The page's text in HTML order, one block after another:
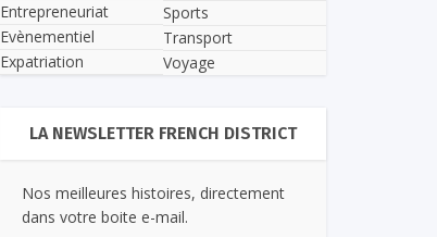
Entrepreneuriat
Evènementiel
Expatriation
Sports
Transport
Voyage
LA NEWSLETTER FRENCH DISTRICT
Nos meilleures histoires, directement
dans votre boite e-mail.